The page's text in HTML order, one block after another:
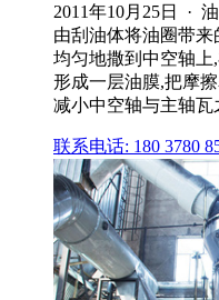
2011年10月25日 ·
由刮油体将油圈带
均匀地撒到中空轴
形成一层油膜,把摩
减小中空轴与主轴瓦
联系电话: 180 3780